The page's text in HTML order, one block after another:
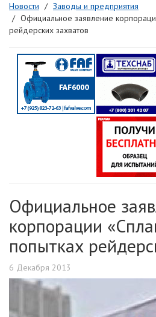
Новости
Заводы и предприятия
Официальное заявление
рейдерских захватов
Официальное
корпорации
попытках
6 Декабря 2013